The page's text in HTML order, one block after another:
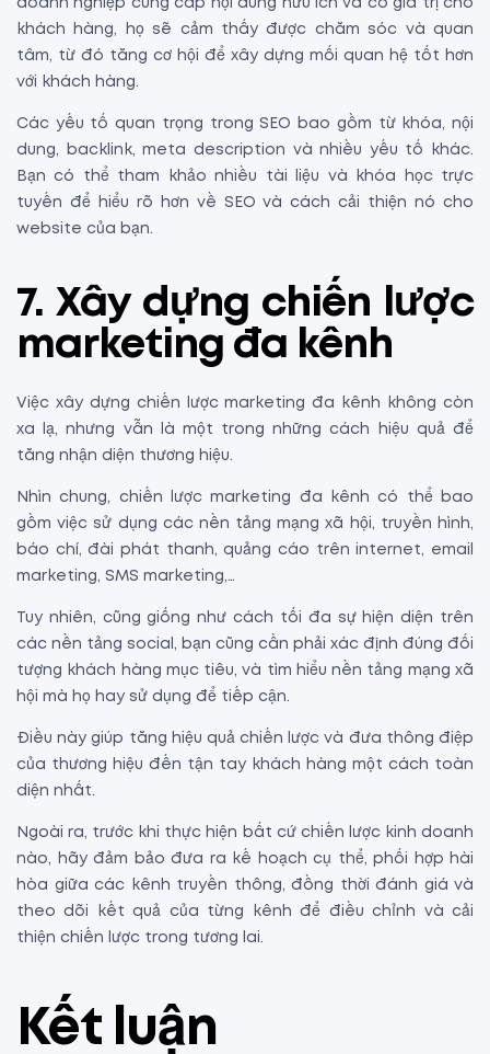
doanh nghiệp cung cấp nội dung hữu ích và có giá trị cho
khách hàng, họ sẽ cảm thấy được chăm sóc và quan
tâm, từ đó tăng cơ hội để xây dựng mối quan hệ tốt hơn
với khách hàng.
Các yếu tố quan trọng trong SEO bao gồm từ khóa, nội
dung, backlink, meta description và nhiều yếu tố khác.
Bạn có thể tham khảo nhiều tài liệu và khóa học trực
tuyến để hiểu rõ hơn về SEO và cách cải thiện nó cho
website của bạn.
7. Xây dựng chiến lược
marketing đa kênh
Việc xây dựng chiến lược marketing đa kênh không còn
xa lạ, nhưng vẫn là một trong những cách hiệu quả để
tăng nhận diện thương hiệu.
Nhìn chung, chiến lược marketing đa kênh có thể bao
gồm việc sử dụng các nền tảng mạng xã hội, truyền hình,
báo chí, đài phát thanh, quảng cáo trên internet, email
marketing, SMS marketing,…
Tuy nhiên, cũng giống như cách tối đa sự hiện diện trên
các nền tảng social, bạn cũng cần phải xác định đúng đối
tượng khách hàng mục tiêu, và tìm hiểu nền tảng mạng xã
hội mà họ hay sử dụng để tiếp cận.
Điều này giúp tăng hiệu quả chiến lược và đưa thông điệp
của thương hiệu đến tận tay khách hàng một cách toàn
diện nhất.
Ngoài ra, trước khi thực hiện bất cứ chiến lược kinh doanh
nào, hãy đảm bảo đưa ra kế hoạch cụ thể, phối hợp hài
hòa giữa các kênh truyền thông, đồng thời đánh giá và
theo dõi kết quả của từng kênh để điều chỉnh và cải
thiện chiến lược trong tương lai.
Kết luận